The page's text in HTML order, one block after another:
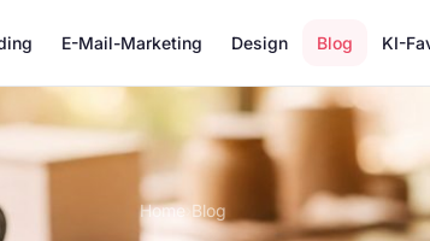
E-Mail-Marketing Design Blog KI-
Home›Blog